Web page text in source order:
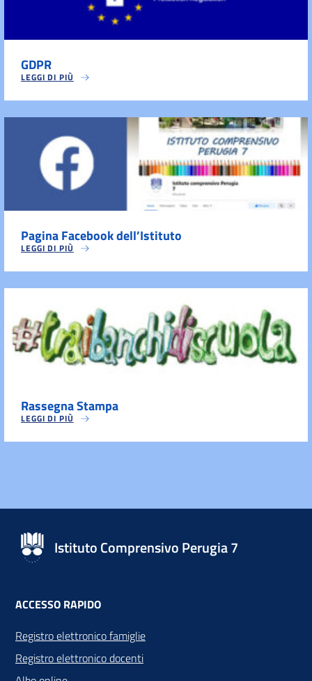
GDPR
LEGGI DI PIÙ
Pagina Facebook dell’Istituto
LEGGI DI PIÙ
Rassegna Stampa
LEGGI DI PIÙ
Istituto Comprensivo Perugia 7
ACCESSO RAPIDO
Registro elettronico famiglie
Registro elettronico docenti